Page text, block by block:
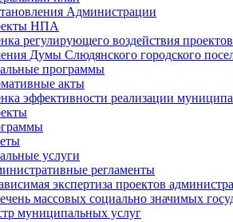
Администрации
НПА
регулирующего воздействия
Думы Слюдянского городского
программы
акты
эффективности реализации
услуги
регламенты
экспертиза проектов
массовых социально значимых
муниципальных услуг